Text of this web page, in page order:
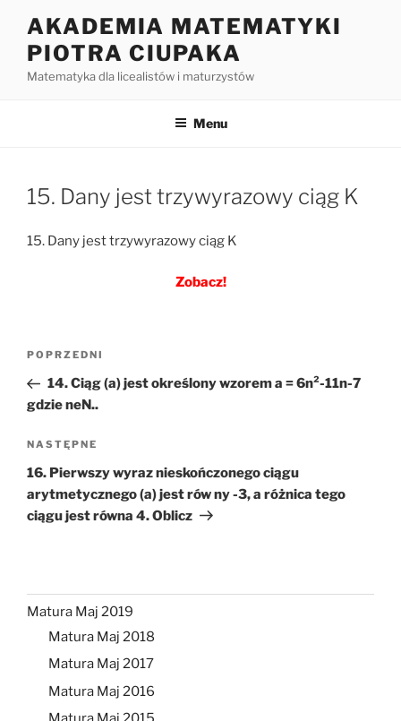
treści
AKADEMIA MATEMATYKI
PIOTRA CIUPAKA
Matematyka dla licealistów i maturzystów
Menu
15. Dany jest trzywyrazowy ciąg K
15. Dany jest trzywyrazowy ciąg K
Zobacz!
Nawigacja
Poprzedni
wpis
POPRZEDNI
14. Ciąg (a) jest określony wzorem a = 6n²-11n-7
gdzie neN..
Następny
wpis
NASTĘPNE
16. Pierwszy wyraz nieskończonego ciągu
arytmetycznego (a) jest rów ny -3, a różnica tego
ciągu jest równa 4. Oblicz
Matura Maj 2019
Matura Maj 2018
Matura Maj 2017
Matura Maj 2016